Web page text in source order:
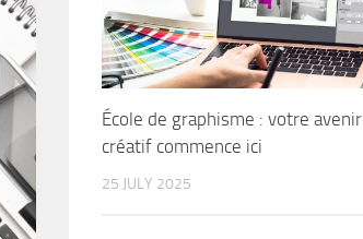
École de graphisme : votre avenir
créatif commence ici
25 JULY 2025